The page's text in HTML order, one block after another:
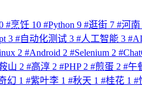
#烹饪 10 #Python 9 #逛街 7 #河南
3 #自动化测试 3 #人工智能 3 #
2 #Android 2 #Selenium 2 #
山 2 #高淳 2 #PHP 2 #煎蛋 2 #午
幻 1 #紫叶李 1 #秋天 1 #桂花 1 #